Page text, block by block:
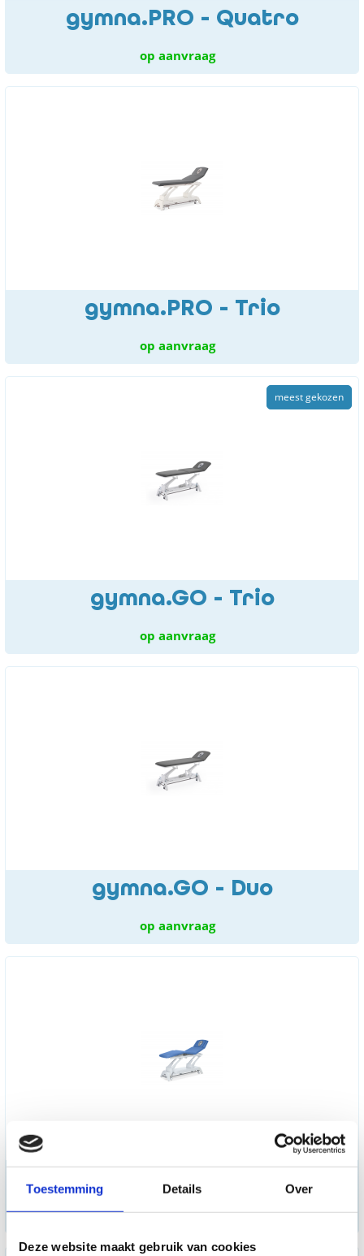
Toestemming Details Over
Deze website maakt gebruik van cookies
gymna.PRO - Quatro
op aanvraag
gymna.PRO - Trio
op aanvraag
meest gekozen
gymna.GO - Trio
op aanvraag
gymna.GO - Duo
op aanvraag
gymna.PRO - Duo
op aanvraag